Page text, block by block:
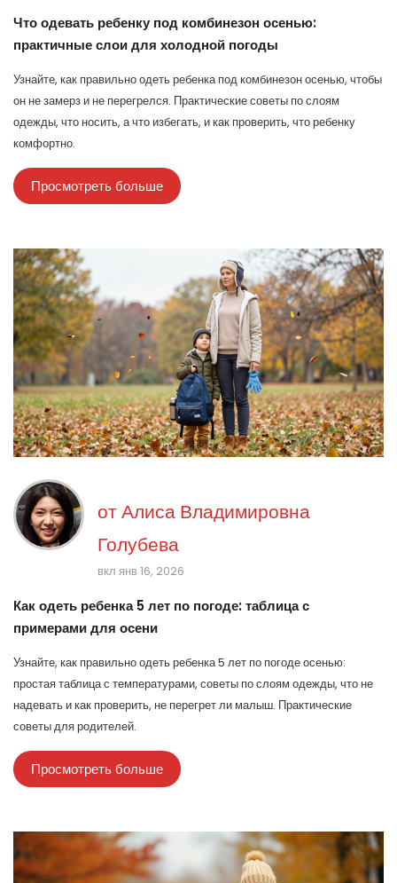
Что одевать ребенку под комбинезон осенью:
практичные слои для холодной погоды
Узнайте, как правильно одеть ребенка под комбинезон осенью, чтобы
он не замерз и не перегрелся. Практические советы по слоям
одежды, что носить, а что избегать, и как проверить, что ребенку
комфортно.
Просмотреть больше
отАлиса Владимировна
Голубева
вкл янв 16, 2026
Как одеть ребенка 5 лет по погоде: таблица с
примерами для осени
Узнайте, как правильно одеть ребенка 5 лет по погоде осенью:
простая таблица с температурами, советы по слоям одежды, что не
надевать и как проверить, не перегрет ли малыш. Практические
советы для родителей.
Просмотреть больше